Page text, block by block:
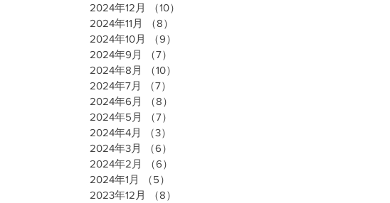
2024年12月
（10）
2024年11月
（8）
2024年10月
（9）
2024年9月
（7）
2024年8月
（10）
2024年7月
（7）
2024年6月
（8）
2024年5月
（7）
2024年4月
（3）
2024年3月
（6）
2024年2月
（6）
2024年1月
（5）
2023年12月
（8）